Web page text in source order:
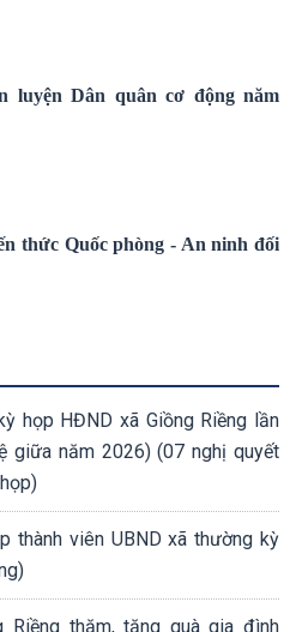
Luật Quốc phòng, Luật Dân
phòng và an ninh năm 2013